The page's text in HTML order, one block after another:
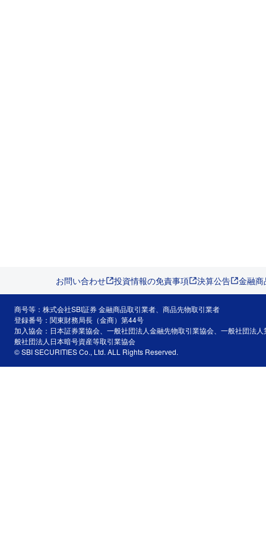
お問い合わせ 投資情報の免責事項 決算公告 金融
商号等：株式会社SBI証券 金融商品取引業者、商品先物取引業者
登録番号：関東財務局長（金商）第44号
加入協会：日本証券業協会、一般社団法人金融先物取引業協会、一般社団法
般社団法人日本暗号資産等取引業協会
© SBI SECURITIES Co., Ltd. ALL Rights Reserved.